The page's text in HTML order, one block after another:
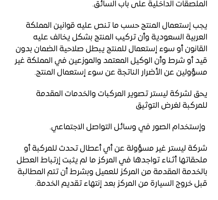
الملصقات الداخلية على باب السائق.
يجب إستعمال المنتج حسب ما تنص عليه قوانين المملكة
العربية السعودية وأن تركيب المنتج بشكل يخالف عليه
القانون أو سوء إستعمال للمنتج يبطل صلاحية الضمان بدون
قيد أو شرط وأن الوكيل المعتمد والموزعين في المملكة غير
مسؤولين عن الأضرار الناتجة عن سوء إستعمال المنتج.
يحق لشركة ليستر تصوير المركبات والخدمات المقدمة
للمركبة لغرض التوثيق
وإستخدام الصور في وسائل التواصل الاجتماعي.
شركة ليستر غير مسؤولة عن أي أعطال تحدث للمركبة أو
ملحقاتها أثناء تواجدها في المركز ما لم يثبت إرتباط العطل
بالخدمة المقدمة من المركز للعميل وبشرط أن تتم المطالبة
قبل خروج السيارة من المركز بعد إنتهاء تقديم الخدمة.